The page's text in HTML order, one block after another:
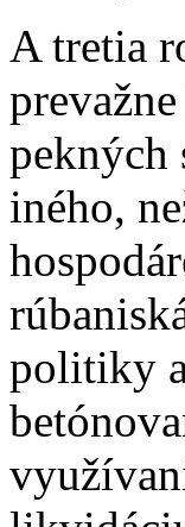
A tretia
pekných
iného,
politiky